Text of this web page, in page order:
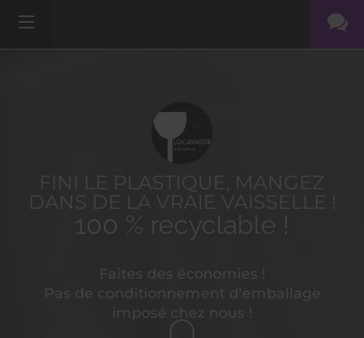
FINI LE PLASTIQUE, MANGEZ
DANS DE LA VRAIE VAISSELLE !
100 % recyclable !
Faites des économies !
Pas de conditionnement d'emballage
imposé chez nous !